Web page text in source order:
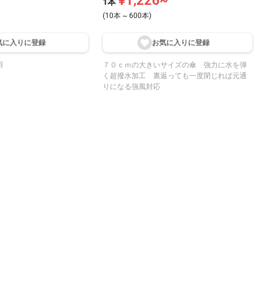
に入りに登録
(10本 ~ 600本)
お気に入りに登録
７０ｃｍの大きいサイズの傘 強力に水を弾
く超撥水加工 裏返っても一度閉じれば元通
りになる強風対応